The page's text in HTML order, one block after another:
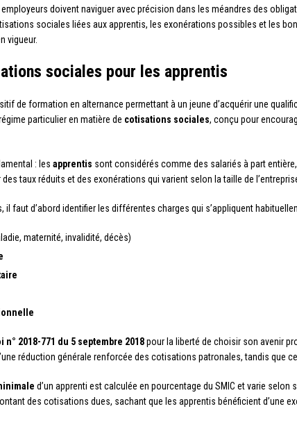
doivent naviguer avec précision dans les méandres des
sociales liées aux apprentis, les exonérations possibles et les
vigueur.
sociales pour les apprentis
de formation en alternance permettant à un jeune d’acquérir une
particulier en matière de cotisations sociales, conçu pour
: les apprentis sont considérés comme des salariés à part
taux réduits et des exonérations qui varient selon la taille de
faut d’abord identifier les différentes charges qui s’appliquent
maternité, invalidité, décès)
n° 2018-771 du 5 septembre 2018pour la liberté de choisir son avenir
réduction générale renforcée des cotisations patronales, tandis que
d’un apprenti est calculée en pourcentage du SMIC et varie
des cotisations dues, sachant que les apprentis bénéficient d’une